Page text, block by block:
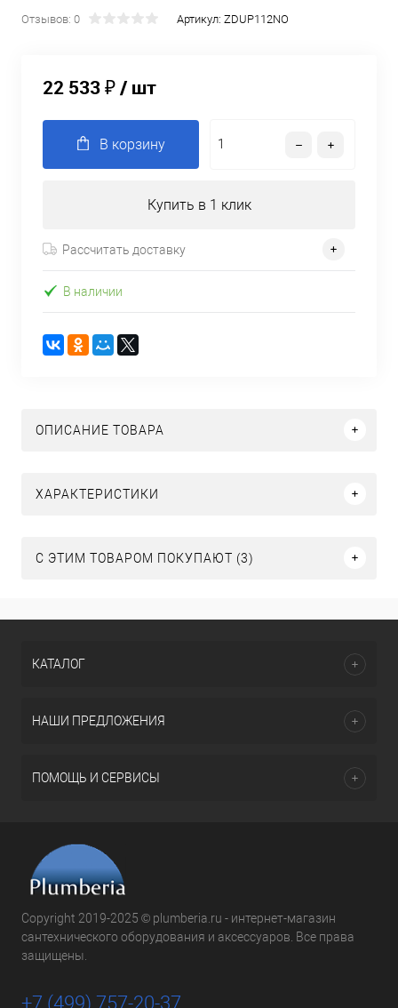
Отзывов: 0 Артикул: ZDUP112NO
22 533 ₽/ шт
В корзину
Купить в 1 клик
Рассчитать доставку
В наличии
ОПИСАНИЕ ТОВАРА
ХАРАКТЕРИСТИКИ
С ЭТИМ ТОВАРОМ ПОКУПАЮТ (3)
КАТАЛОГ
НАШИ ПРЕДЛОЖЕНИЯ
ПОМОЩЬ И СЕРВИСЫ
Copyright 2019-2025 © plumberia.ru - интернет-магазин
сантехнического оборудования и аксессуаров. Все права
защищены.
+7 (499) 757-20-37